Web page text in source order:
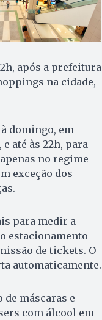
após a prefeitura
na cidade,
domingo, em
até às 22h, para
no regime
exceção dos
para medir a
estacionamento
de tickets. O
automaticamente.
máscaras e
com álcool em